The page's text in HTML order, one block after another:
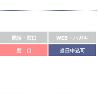
電話・窓口 WEB・ハガキ
窓 口 当日申込可